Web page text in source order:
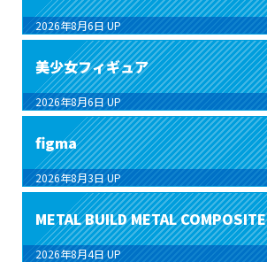
2026年8月6日 UP
美少女フィギュア
2026年8月6日 UP
figma
2026年8月3日 UP
METAL BUILD METAL COMPOSITE
2026年8月4日 UP